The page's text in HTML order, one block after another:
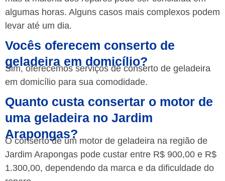
algumas horas. Alguns casos mais complexos podem
levar até um dia.
Vocês oferecem conserto de
geladeira em domicílio?
Sim, oferecemos serviços de conserto de geladeira
em domicílio para sua comodidade.
Quanto custa consertar o motor de
uma geladeira no Jardim
Arapongas?
O conserto de um motor de geladeira na região de
Jardim Arapongas pode custar entre R$ 900,00 e R$
1.300,00, dependendo da marca e da dificuldade do